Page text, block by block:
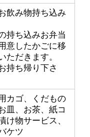
飲み物持ち込み
持ち込みお弁当
意したかごに移
ただきます。
持ち帰り下さ
カゴ、くだもの
皿、お茶、紙コ
け物サービス、
ケツ